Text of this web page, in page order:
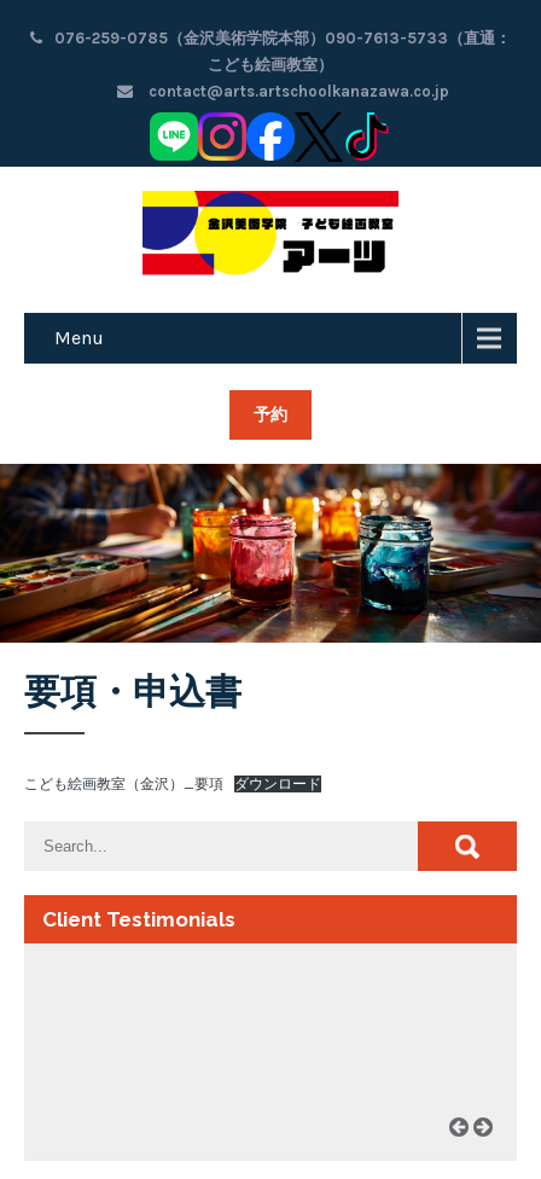
076-259-0785（金沢美術学院本部）090-7613-5733（直通：
こども絵画教室）
contact@arts.artschoolkanazawa.co.jp
Menu
予約
要項・申込書
こども絵画教室（金沢）_要項 ダウンロード
Client Testimonials